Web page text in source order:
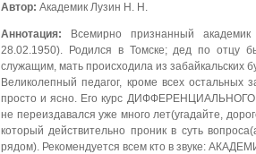
Автор: Академик Лузин Н. Н.
Аннотация: Всемирно признанный
28.02.1950). Родился в Томске; дед по отцу
служащим, мать происходила из забайкальских
Великолепный педагог, кроме всех остальных
просто и ясно. Его курс
не переиздавался уже много лет(угадайте,
который действительно проник в суть
рядом). Рекомендуется всем кто в звуке: